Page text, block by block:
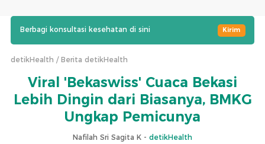
Berbagi konsultasi kesehatan di sini Kirim
detikHealth Berita detikHealth
Viral 'Bekaswiss' Cuaca Bekasi
Lebih Dingin dari Biasanya, BMKG
Ungkap Pemicunya
Nafilah Sri Sagita K - detikHealth